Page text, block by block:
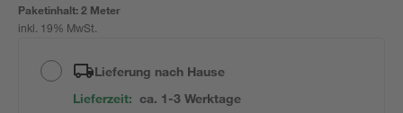
Paketinhalt:2 Meter
inkl. 19% MwSt.
Lieferung nach Hause
Lieferzeit: ca. 1-3 Werktage